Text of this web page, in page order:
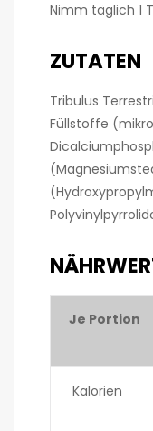
Nimm täglich 1
ZUTATEN
Tribulus
Füllstoffe
Je Portion
Kalorien